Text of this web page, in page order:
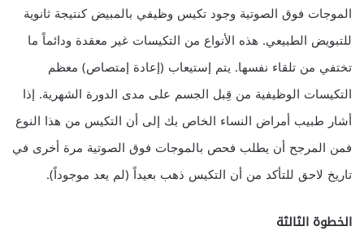
الموجات فوق الصوتية وجود تكيس وظيفي بالمبيض كنتيجة ثانوية
للتبويض الطبيعي. هذه الأنواع من التكيسات غير معقدة ودائماً ما
تختفي من تلقاء نفسها. يتم إستيعاب (إعادة إمتصاص) معظم
التكيسات الوظيفية من قِبل الجسم على مدى الدورة الشهرية. إذا
أشار طبيب أمراض النساء الخاص بك إلى أن التكيس من هذا النوع
فمن المرجح أن يطلب فحص بالموجات فوق الصوتية مرة أخرى في
تاريخ لاحق للتأكد من أن التكيس ذهب بعيداً (لم يعد موجوداً).
الخطوة الثالثة